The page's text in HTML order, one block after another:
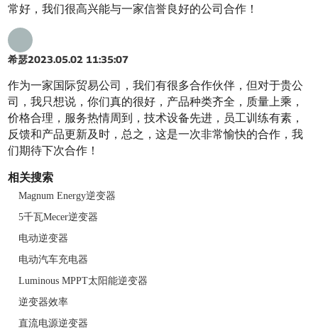
常好，我们很高兴能与一家信誉良好的公司合作！
希瑟2023.05.02 11:35:07
作为一家国际贸易公司，我们有很多合作伙伴，但对于贵公
司，我只想说，你们真的很好，产品种类齐全，质量上乘，
价格合理，服务热情周到，技术设备先进，员工训练有素，
反馈和产品更新及时，总之，这是一次非常愉快的合作，我
们期待下次合作！
相关搜索
Magnum Energy逆变器
5千瓦Mecer逆变器
电动逆变器
电动汽车充电器
Luminous MPPT太阳能逆变器
逆变器效率
直流电源逆变器